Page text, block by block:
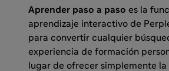
Aprender paso a paso es la
aprendizaje interactivo de
para convertir cualquier
experiencia de formación
lugar de ofrecer simplemente la